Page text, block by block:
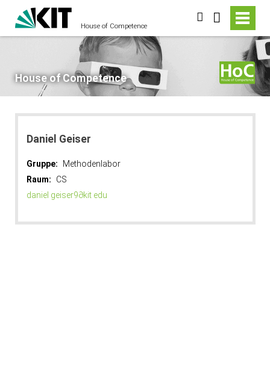
House of Competence
suchen
House of Competence
Daniel Geiser
Gruppe:
Methodenlabor
Raum:
CS
daniel geiser9∂kit edu